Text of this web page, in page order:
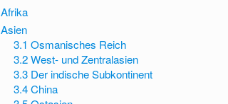
Afrika
Asien
3.1 Osmanisches Reich
3.2 West- und Zentralasien
3.3 Der indische Subkontinent
3.4 China